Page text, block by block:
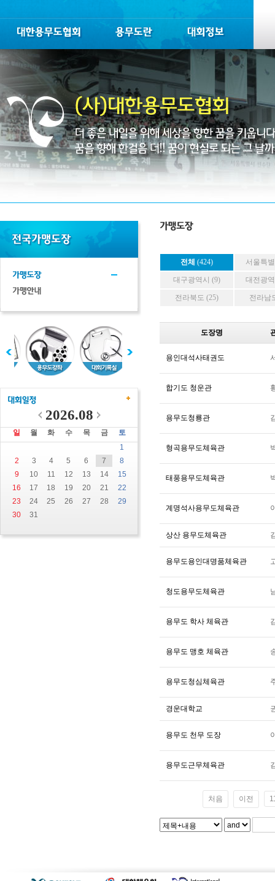
2026.08
일 월 화 수 목 금
토
1
2
3 4 5 6 7
8
9
10 11 12 13 14
15
16
17 18 19 20 21
22
23
24 25 26 27 28
29
30
31
전체 (424) 서울특
대구광역시 (9) 대전광
전라북도 (25) 전라남
도장명
용인대석사태권도
합기도 청운관
용무도청룡관
형곡용무도체육관
태풍용무도체육관
계명석사용무도체육관
상산 용무도체육관
용무도용인대명품체육관
청도용무도체육관
용무도 학사 체육관
용무도 맹호 체육관
용무도청심체육관
경운대학교
용무도 천무 도장
용무도근무체육관
처음 이전